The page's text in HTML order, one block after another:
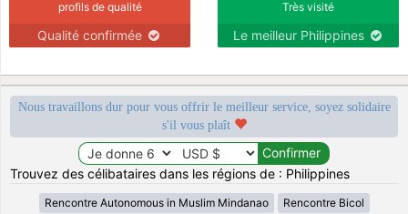
profils de qualité
Qualité confirmée
Très visité
Le meilleur Philippines
Nous travaillons dur pour vous offrir le meilleur service, soyez solidaire
s'il vous plaît
Trouvez des célibataires dans les régions de : Philippines
Rencontre Autonomous in Muslim Mindanao Rencontre Bicol